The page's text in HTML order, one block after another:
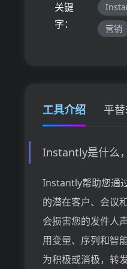
关键
字：
营销
工具介绍 平
Instantly是什么
Instantly帮助您通
的潜在客户、会议
会损害您的发件人
用变量、序列和智
为积极或消极，转